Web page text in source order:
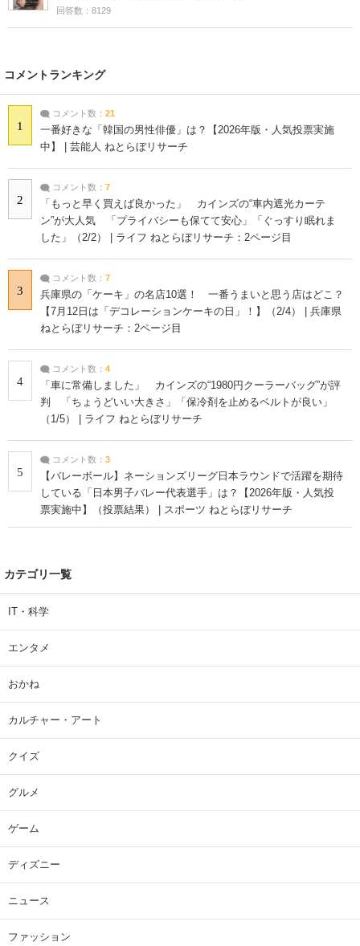
回答数：8129
コメントランキング
1
コメント数： 21
一番好きな「韓国の男性俳優」は？【2026年版・人気投票実施
中】 | 芸能人 ねとらぼリサーチ
2
コメント数： 7
「もっと早く買えば良かった」 カインズの“車内遮光カーテ
ン”が大人気 「プライバシーも保てて安心」「ぐっすり眠れま
した」（2/2） | ライフ ねとらぼリサーチ：2ページ目
3
コメント数： 7
兵庫県の「ケーキ」の名店10選！ 一番うまいと思う店はどこ？
【7月12日は「デコレーションケーキの日」！】（2/4） | 兵庫県
ねとらぼリサーチ：2ページ目
4
コメント数： 4
「車に常備しました」 カインズの“1980円クーラーバッグ”が評
判 「ちょうどいい大きさ」「保冷剤を止めるベルトが良い」
（1/5） | ライフ ねとらぼリサーチ
5
コメント数： 3
【バレーボール】ネーションズリーグ日本ラウンドで活躍を期待
している「日本男子バレー代表選手」は？【2026年版・人気投
票実施中】（投票結果） | スポーツ ねとらぼリサーチ
カテゴリ一覧
IT・科学
エンタメ
おかね
カルチャー・アート
クイズ
グルメ
ゲーム
ディズニー
ニュース
ファッション